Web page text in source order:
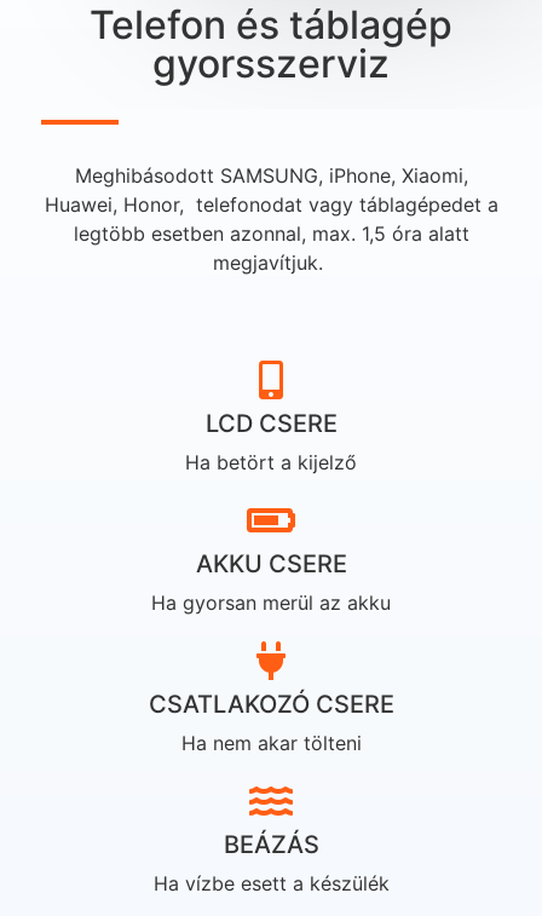
Telefon és táblagép
gyorsszerviz
Meghibásodott SAMSUNG, iPhone, Xiaomi,
Huawei, Honor, telefonodat vagy táblagépedet a
legtöbb esetben azonnal, max. 1,5 óra alatt
megjavítjuk.
LCD CSERE
Ha betört a kijelző
AKKU CSERE
Ha gyorsan merül az akku
CSATLAKOZÓ CSERE
Ha nem akar tölteni
BEÁZÁS
Ha vízbe esett a készülék